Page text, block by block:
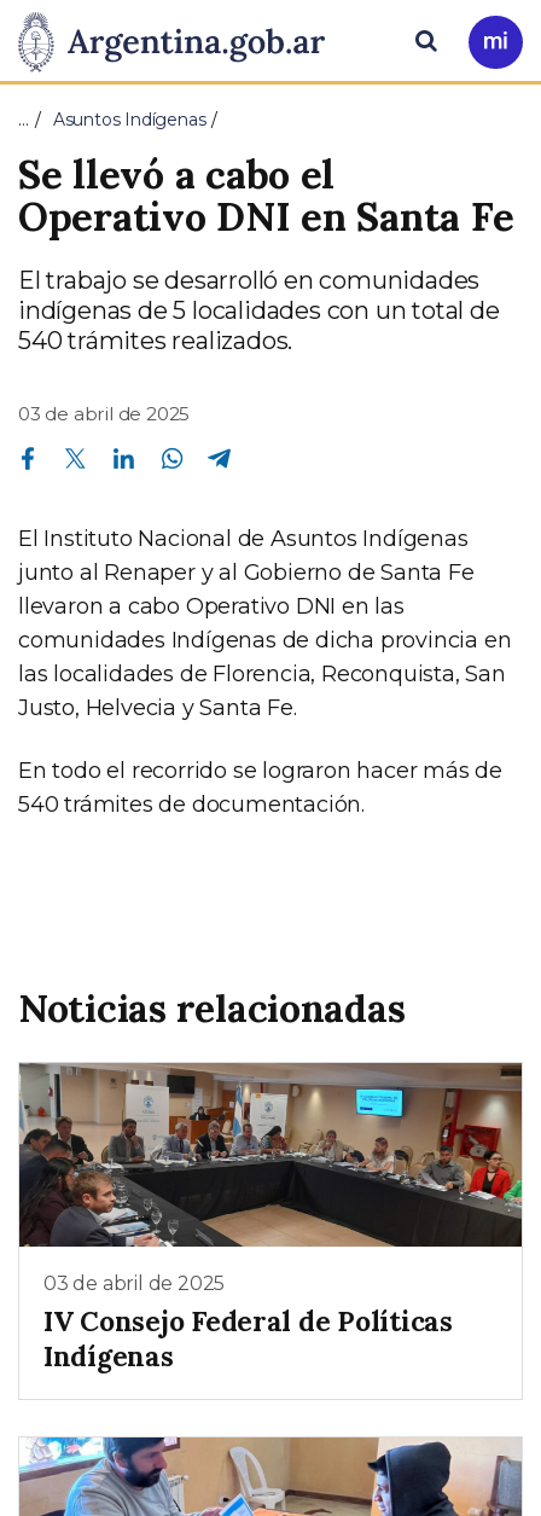
Presidencia
de
la
Nación
Pasar al contenido principal
Ir
a
Buscar
… Asuntos Indígenas
Se llevó a cabo el
Operativo DNI en Santa Fe
El trabajo se desarrolló en comunidades
indígenas de 5 localidades con un total de
540 trámites realizados.
03 de abril de 2025
Compartir en Facebook Compartir en Twitter Compartir en Linkedin Compartir en Whatsapp
El Instituto Nacional de Asuntos Indígenas
junto al Renaper y al Gobierno de Santa Fe
llevaron a cabo Operativo DNI en las
comunidades Indígenas de dicha provincia en
las localidades de Florencia, Reconquista, San
Justo, Helvecia y Santa Fe.
En todo el recorrido se lograron hacer más de
540 trámites de documentación.
Noticias relacionadas
03 de abril de 2025
IV Consejo Federal de Políticas
Indígenas